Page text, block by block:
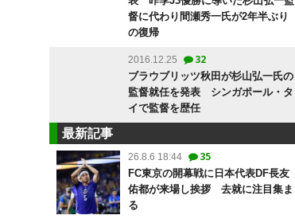
督に代わり間瀬秀一氏が2年半ぶり
の復帰
2016.12.25 32
ブラウブリッツ秋田が杉山弘一氏の
監督就任を発表 シンガポール・タ
イで監督を歴任
最新記事
26.8.6 18:44 35
FC東京の開幕戦に日本代表DF長友
佑都が来場し挨拶 去就に注目集ま
る